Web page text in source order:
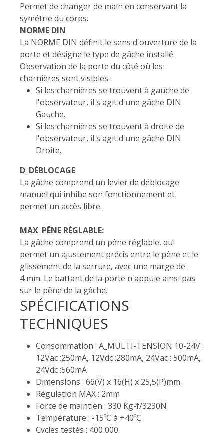
Permet de changer de main en conservant la
symétrie du corps.
NORME DIN
La NORME DIN définit le sens d'ouverture de la
porte et désigne le type de gâche installé.
Observation de la porte du côté où les
charnières sont visibles :
Si les charnières se trouvent à gauche de
l'observateur, il s'agit d'une gâche DIN
Gauche.
Si les charnières se trouvent à droite de
l'observateur, il s'agit d'une gâche DIN
Droite.
D_DÉBLOCAGE
La gâche comprend un levier de déblocage
manuel qui inhibe son fonctionnement et
permet un accès libre.
MAX_PÊNE RÉGLABLE:
La gâche comprend un pêne réglable, qui
permet un ajustement précis entre le pêne et le
glissement de la serrure, avec une marge de
4 mm. Le battant de la porte n'appuie ainsi pas
sur le pêne de la gâche.
SPÉCIFICATIONS
TECHNIQUES
Consommation : A_MULTI-TENSION 10-24V :
12Vac :250mA, 12Vdc :280mA, 24Vac : 500mA,
24Vdc :560mA
Dimensions : 66(V) x 16(H) x 25,5(P)mm.
Régulation MAX : 2mm
Force de maintien : 330 Kg-f/3230N
Température : -15ºC à +40ºC
Cycles testés : 400 000